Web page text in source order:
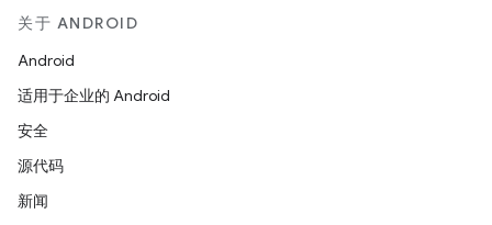
关于 ANDROID
Android
适用于企业的 Android
安全
源代码
新闻